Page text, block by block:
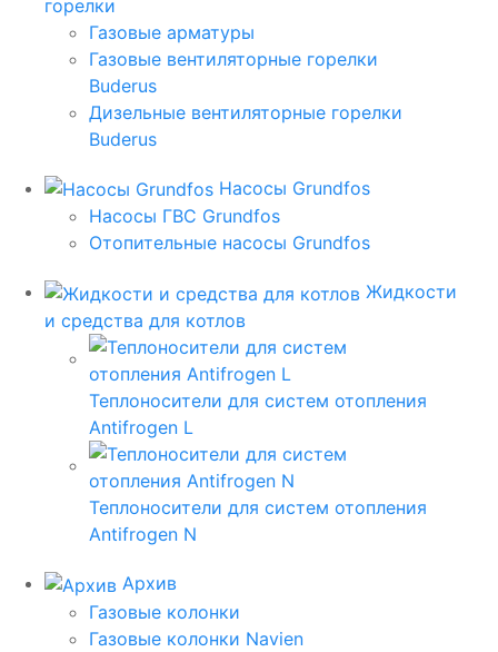
горелки
Газовые арматуры
Газовые вентиляторные горелки
Buderus
Дизельные вентиляторные горелки
Buderus
Насосы Grundfos
Насосы ГВС Grundfos
Отопительные насосы Grundfos
Жидкости
и средства для котлов
Теплоносители для систем отопления
Antifrogen L
Теплоносители для систем отопления
Antifrogen N
Архив
Газовые колонки
Газовые колонки Navien